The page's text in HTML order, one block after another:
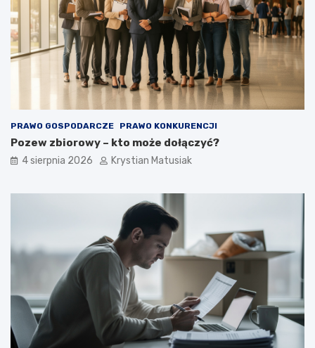
PRAWO GOSPODARCZE PRAWO KONKURENCJI
Pozew zbiorowy – kto może dołączyć?
4 sierpnia 2026 Krystian Matusiak